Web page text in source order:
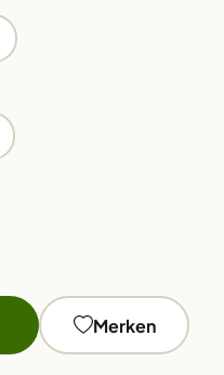
Merken